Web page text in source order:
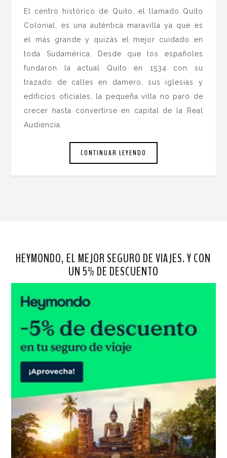
El centro histórico de Quito, el llamado Quito
Colonial, es una auténtica maravilla ya que es
el más grande y quizás el mejor cuidado en
toda Sudamérica. Desde que los españoles
fundaron la actual Quito en 1534 con su
trazado de calles en damero, sus iglesias y
edificios oficiales, la pequeña villa no paró de
crecer hasta convertirse en capital de la Real
Audiencia.
CONTINUAR LEYENDO
HEYMONDO, EL MEJOR SEGURO DE VIAJES. Y CON
UN 5% DE DESCUENTO